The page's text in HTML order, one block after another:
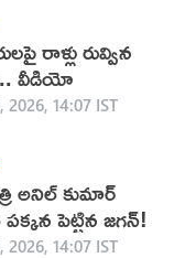
రాళ్లు రువ్విన
వీడియో
2026, 14:07 IST
అనిల్ కుమార్
పెట్టిన జగన్!
2026, 14:07 IST